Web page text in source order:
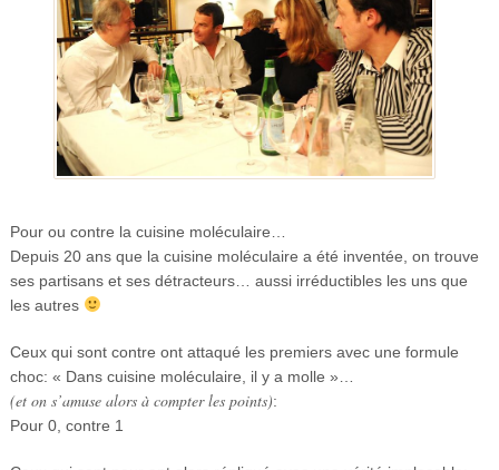
Pour ou contre la cuisine moléculaire…
Depuis 20 ans que la cuisine moléculaire a été inventée, on trouve
ses partisans et ses détracteurs… aussi irréductibles les uns que
les autres
Ceux qui sont contre ont attaqué les premiers avec une formule
choc: « Dans cuisine moléculaire, il y a molle »…
(et on s’amuse alors à compter les points):
Pour 0, contre 1